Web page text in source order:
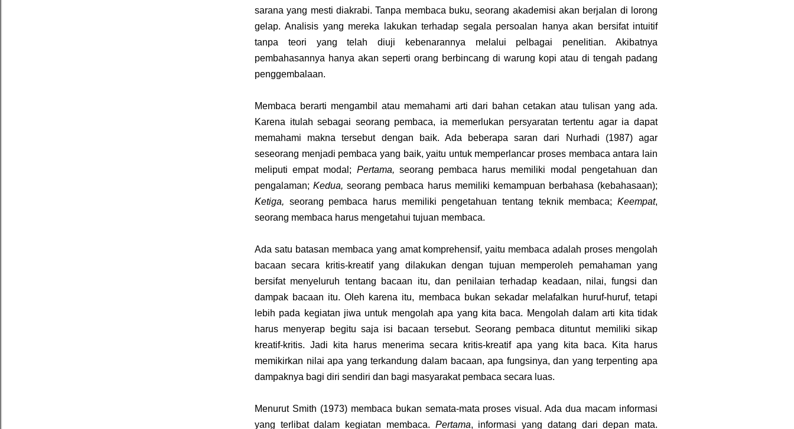
sarana yang mesti diakrabi.Tanpa membaca buku, seorang akademisi akan berjalan di lorong
gelap.Analisis yang mereka lakukan terhadap segala persoalan hanya akan bersifat intuitif
tanpa teori yang telah diuji kebenarannya melalui pelbagai penelitian. Akibatnya
pembahasannya hanya akan seperti orang berbincang di warung kopi atau di tengah padang
penggembalaan.
Membaca berarti mengambil atau memahami arti dari bahan cetakan atau tulisan yang ada.
Karena itulah sebagai seorang pembaca, ia memerlukan persyaratan tertentu agar ia dapat
memahami makna tersebut dengan baik. Ada beberapa saran dari Nurhadi (1987) agar
seseorang menjadi pembaca yang baik, yaitu untuk memperlancar proses membaca antara lain
meliputi empat modal; Pertama, seorang pembaca harus memiliki modal pengetahuan dan
pengalaman;Kedua,seorang pembaca harus memiliki kemampuan berbahasa (kebahasaan);
Ketiga, seorang pembaca harus memiliki pengetahuan tentang teknik membaca;Keempat,
seorang membaca harus mengetahui tujuan membaca.
Ada satu batasan membaca yang amat komprehensif, yaitu membaca adalah proses mengolah
bacaan secara kritis-kreatif yang dilakukan dengan tujuan memperoleh pemahaman yang
bersifat menyeluruh tentang bacaan itu, dan penilaian terhadap keadaan, nilai, fungsi dan
dampak bacaan itu. Oleh karena itu, membaca bukan sekadar melafalkan huruf-huruf, tetapi
lebih pada kegiatan jiwa untuk mengolah apa yang kita baca. Mengolah dalam arti kita tidak
harus menyerap begitu saja isi bacaan tersebut. Seorang pembaca dituntut memiliki sikap
kreatif-kritis. Jadi kita harus menerima secara kritis-kreatif apa yang kita baca. Kita harus
memikirkan nilai apa yang terkandung dalam bacaan, apa fungsinya, dan yang terpenting apa
dampaknya bagi diri sendiri dan bagi masyarakat pembaca secara luas.
Menurut Smith (1973) membaca bukan semata-mata proses visual. Ada dua macam informasi
yang terlibat dalam kegiatan membaca. Pertama, informasi yang datang dari depan mata.